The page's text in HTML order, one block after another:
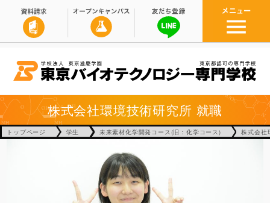
株式会社環境技術研究所 就職
トップページ 学生 未来素材化学開発コース(旧：化学コース) 株式会社